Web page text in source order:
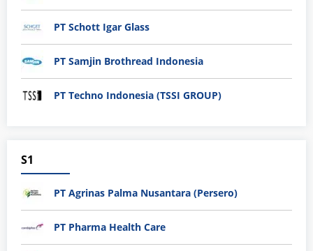
PT Schott Igar Glass
PT Samjin Brothread Indonesia
PT Techno Indonesia (TSSI GROUP)
S1
PT Agrinas Palma Nusantara (Persero)
PT Pharma Health Care